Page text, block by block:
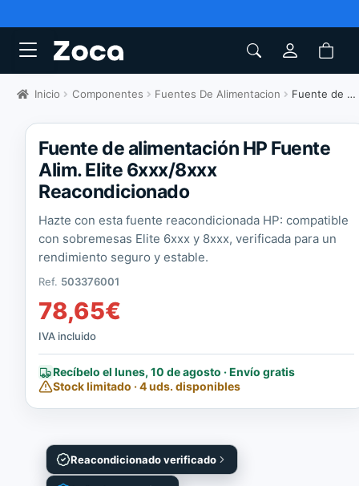
Inicio Componentes Fuentes De Alimentacion Fuente de alimentación HP Fuente Alim. Elite 6xxx/8xxx Reacondicionado
Reacondicionado verificado
Fuente de alimentación HP Fuente
Alim. Elite 6xxx/8xxx
Reacondicionado
Hazte con esta fuente reacondicionada HP: compatible
con sobremesas Elite 6xxx y 8xxx, verificada para un
rendimiento seguro y estable.
Ref. 503376001
78,65€
IVA incluido
Recíbelo el lunes, 10 de agosto · Envío gratis
Stock limitado · 4 uds. disponibles